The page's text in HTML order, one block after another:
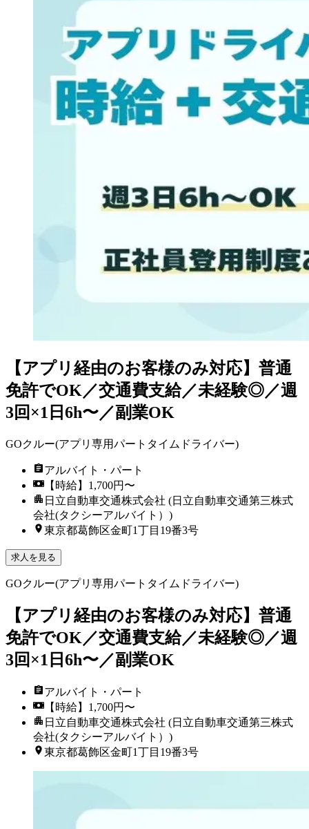
【アプリ経由のお客様のみ対応】普通
免許でOK／交通費支給／未経験◎／週
3回×1日6h〜／副業OK
GOクルー(アプリ専用パートタイムドライバー)
アルバイト・パート
【時給】1,700円〜
日立自動車交通株式会社 (日立自動車交通第三株式
会社(タクシーアルバイト）)
東京都葛飾区金町1丁目19番3号
求人を見る
GOクルー(アプリ専用パートタイムドライバー)
【アプリ経由のお客様のみ対応】普通
免許でOK／交通費支給／未経験◎／週
3回×1日6h〜／副業OK
アルバイト・パート
【時給】1,700円〜
日立自動車交通株式会社 (日立自動車交通第三株式
会社(タクシーアルバイト）)
東京都葛飾区金町1丁目19番3号